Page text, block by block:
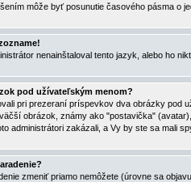
môže byť posunutie časového pásma o
nenainštaloval tento jazyk, alebo ho
pod užívateľským menom?
pri prezeraní príspevkov dva obrázky pod
obrázok, známy ako "postavička"
administrátori zakázali, a Vy by ste sa mali
zmeniť priamo nemôžete (úrovne sa